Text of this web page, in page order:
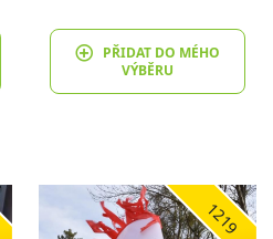
PŘIDAT DO MÉHO
VÝBĚRU
1219